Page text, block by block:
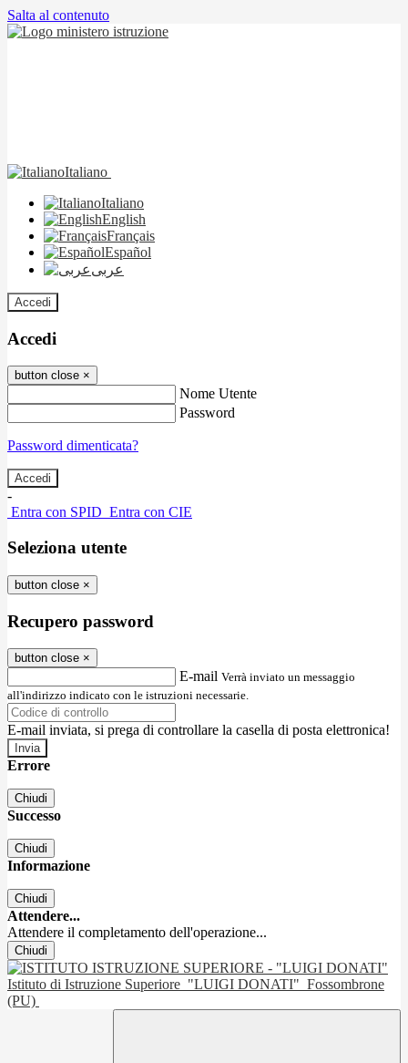
Salta al contenuto
Italiano
Italiano
English
Français
Español
عربى
Accedi
Accedi
button close ×
Nome Utente
Password
Password dimenticata?
-
Entra con SPID Entra con CIE
Seleziona utente
button close ×
Recupero password
button close ×
E-mail Verrà inviato un messaggio
all'indirizzo indicato con le istruzioni necessarie.
E-mail inviata, si prega di controllare la casella di posta elettronica!
Errore
Chiudi
Successo
Chiudi
Informazione
Chiudi
Attendere...
Attendere il completamento dell'operazione...
Chiudi
Istituto di Istruzione Superiore "LUIGI DONATI" Fossombrone
(PU)